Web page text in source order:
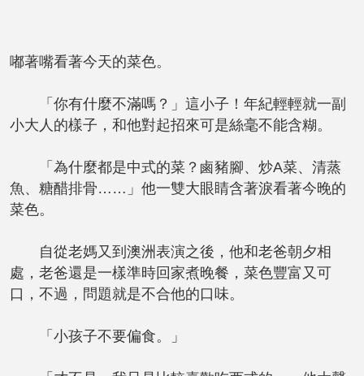
嘟著嘴看著今天的菜色。
「你有什麼不滿嗎？」這小子！年紀輕輕就一副
小大人的樣子，和他對起招來可是絲毫不能含糊。
「為什麼都是中式的菜？鹵豬腳、炒A菜、清蒸
魚、糖醋排骨……」他一雙大眼睛含著淚看著今晚的
菜色。
自從老媽又到澳洲表演之後，他和老爸朝夕相
處，老爸還是一樣準時回家煮晚餐，菜色豐富又可
口，不過，問題就是不合他的口味。
「小孩子不要偏食。」